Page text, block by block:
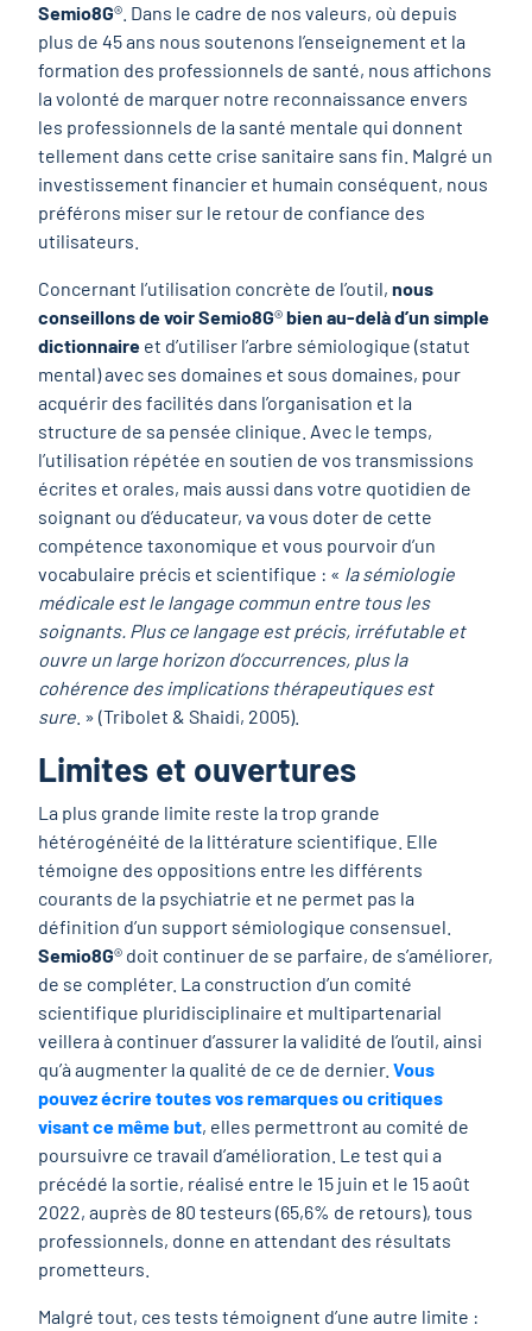
Semio8G®. Dans le cadre de nos valeurs, où depuis
plus de 45 ans nous soutenons l’enseignement et la
formation des professionnels de santé, nous affichons
la volonté de marquer notre reconnaissance envers
les professionnels de la santé mentale qui donnent
tellement dans cette crise sanitaire sans fin. Malgré un
investissement financier et humain conséquent, nous
préférons miser sur le retour de confiance des
utilisateurs.
Concernant l’utilisation concrète de l’outil,nous
conseillons de voir Semio8G®bien au-delà d’un simple
dictionnaire et d’utiliser l’arbre sémiologique (statut
mental) avec ses domaines et sous domaines, pour
acquérir des facilités dans l’organisation et la
structure de sa pensée clinique. Avec le temps,
l’utilisation répétée en soutien de vos transmissions
écrites et orales, mais aussi dans votre quotidien de
soignant ou d’éducateur, va vous doter de cette
compétence taxonomique et vous pourvoir d’un
vocabulaire précis et scientifique : « la sémiologie
médicale est le langage commun entre tous les
soignants. Plus ce langage est précis, irréfutable et
ouvre un large horizon d’occurrences, plus la
cohérence des implications thérapeutiques est
sure . » (Tribolet & Shaidi, 2005).
Limites et ouvertures
La plus grande limite reste la trop grande
hétérogénéité de la littérature scientifique. Elle
témoigne des oppositions entre les différents
courants de la psychiatrie et ne permet pas la
définition d’un support sémiologique consensuel.
Semio8G® doit continuer de se parfaire, de s’améliorer,
de se compléter. La construction d’un comité
scientifique pluridisciplinaire et multipartenarial
veillera à continuer d’assurer la validité de l’outil, ainsi
qu’à augmenter la qualité de ce de dernier.Vous
pouvez écriretoutes vos remarques ou critiques
visant ce même but, elles permettront au comité de
poursuivre ce travail d’amélioration. Le test qui a
précédé la sortie, réalisé entre le 15 juin et le 15 août
2022, auprès de 80 testeurs (65,6% de retours), tous
professionnels, donne en attendant des résultats
prometteurs.
Malgré tout, ces tests témoignent d’une autre limite :